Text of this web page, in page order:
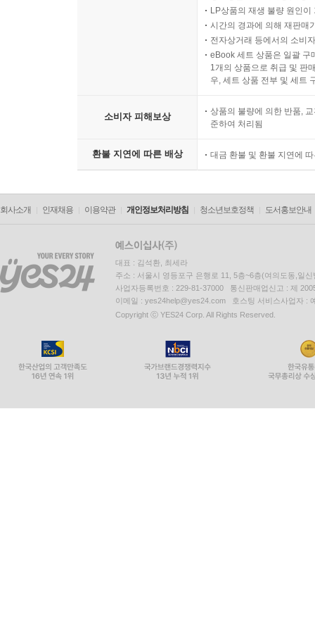
LP상품의 재생 불량 원인
시간의 경과에 의해 재판매
전자상거래 등에서의 소비
eBook 세트 상품은 일괄 구
1개의 상품으로 취급 및 판
우, 세트 상품 전부 및 세트
소비자 피해보상
상품의 불량에 의한 반품,
준하여 처리됨
환불 지연에 따른 배상 대금 환불 및 환불 지연에
회사소개 인재채용 이용약관 개인정보처리방침 청소년보호정책 도서홍보안내
대표 : 김석환, 최세라
주소 : 서울시 영등포구 은행로 11, 5층~6층(여의도동,일신
사업자등록번호 : 229-81-37000 통신판매업신고 : 제
이메일 : yes24help@yes24.com 호스팅 서비스사업자 :
Copyright ⓒ YES24 Corp. All Rights Reserved.